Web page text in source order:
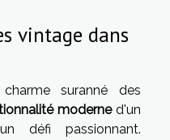
vintage dans
suranné des
moderned'un
défi passionnant.